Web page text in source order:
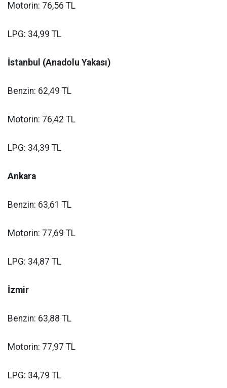
Motorin: 76,56 TL
LPG: 34,99 TL
İstanbul (Anadolu Yakası)
Benzin: 62,49 TL
Motorin: 76,42 TL
LPG: 34,39 TL
Ankara
Benzin: 63,61 TL
Motorin: 77,69 TL
LPG: 34,87 TL
İzmir
Benzin: 63,88 TL
Motorin: 77,97 TL
LPG: 34,79 TL